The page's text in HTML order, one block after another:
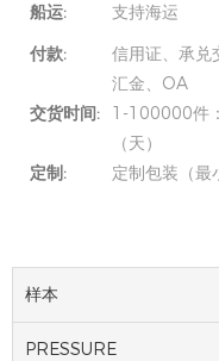
船运:
支持海运
付款:
信用证、承兑
汇金、OA
交货时间:
1-100000件
（天）
定制:
定制包装（最
样本
PRESSURE